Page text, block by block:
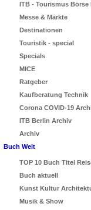
ITB - Tourismus Börse
Messe & Märkte
Destinationen
Touristik - special
Specials
MICE
Ratgeber
Kaufberatung Technik
Corona COVID-19
ITB Berlin Archiv
Archiv
Buch Welt
TOP 10 Buch Titel
Buch aktuell
Kunst Kultur
Musik & Show